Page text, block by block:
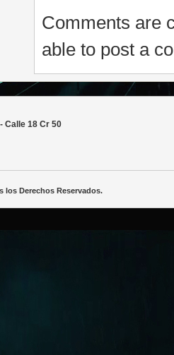
Comments are
able to post a
Calle 18 Cr 50
los Derechos Reservados.